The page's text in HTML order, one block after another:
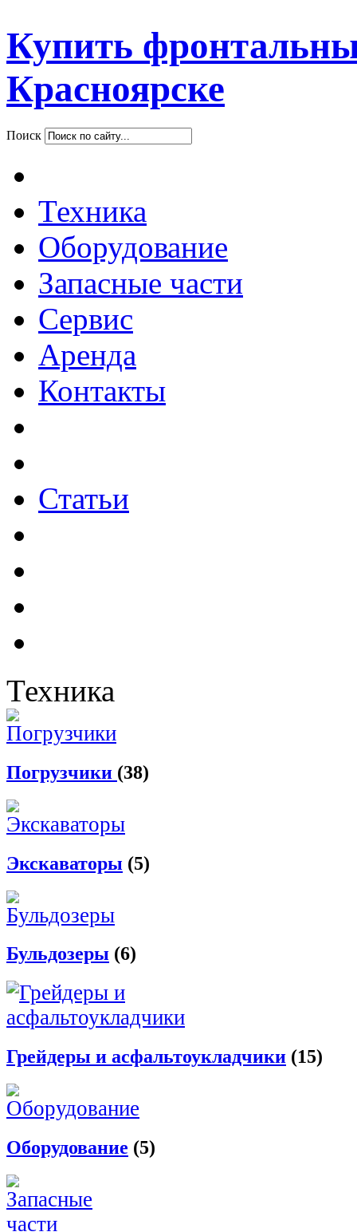
Купить
Красноярске
Поиск
Техника
Оборудование
Запасные части
Сервис
Аренда
Контакты
Статьи
Техника
Погрузчики (38)
Экскаваторы (5)
Бульдозеры (6)
Грейдеры и асфальтоукладчики (15)
Оборудование (5)